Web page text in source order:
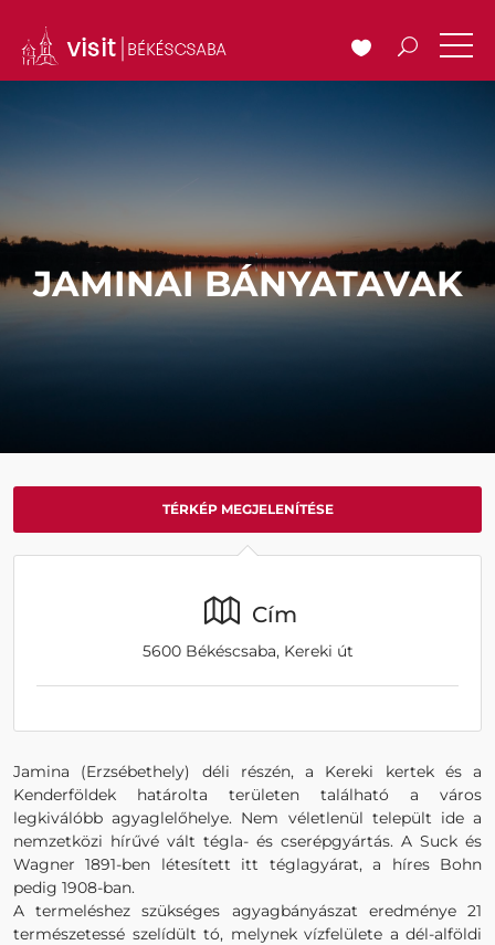
JAMINAI BÁNYATAVAK
TÉRKÉP MEGJELENÍTÉSE
Cím
5600 Békéscsaba, Kereki út
Jamina (Erzsébethely) déli részén, a Kereki kertek és a
Kenderföldek határolta területen található a város
legkiválóbb agyaglelőhelye. Nem véletlenül települt ide a
nemzetközi hírűvé vált tégla- és cserépgyártás. A Suck és
Wagner 1891-ben létesített itt téglagyárat, a híres Bohn
pedig 1908-ban.
A termeléshez szükséges agyagbányászat eredménye 21
természetessé szelídült tó, melynek vízfelülete a dél-alföldi